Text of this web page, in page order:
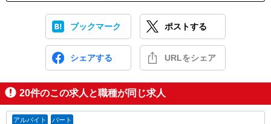
ブックマーク ポストする
シェアする URLをシェア
20件のこの求人と職種が同じ求人
アルバイト パート